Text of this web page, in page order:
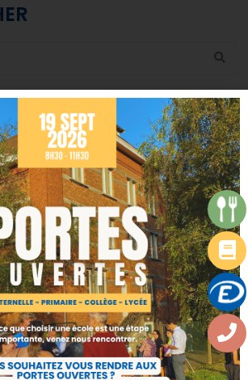
2022
DE RENTRÉE 2026-2027
07/2026
DE RENTRÉE 2025-2026